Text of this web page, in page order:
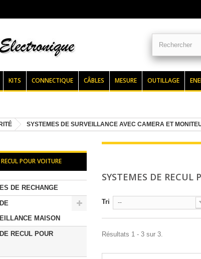
KITS CONNECTIQUE CÂBLES MESURE OUTILLAGE
SYSTEMES DE SURVEILLANCE AVEC CAMERA ET
POUR VOITURE
DE RECHANGE
MAISON
RECUL POUR
SYSTEMES DE RECUL
Tri --
Résultats 1 - 3 sur 3.